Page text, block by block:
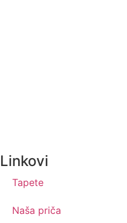
Linkovi
Tapete
Naša priča